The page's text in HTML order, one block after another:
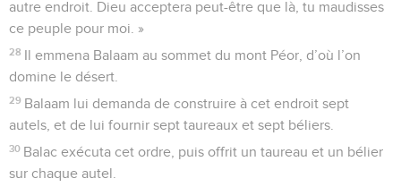
autre endroit. Dieu acceptera peut-être que là, tu maudisses
ce peuple pour moi. »
28 Il emmena Balaam au sommet du mont Péor, d’où l’on
domine le désert.
29 Balaam lui demanda de construire à cet endroit sept
autels, et de lui fournir sept taureaux et sept béliers.
30 Balac exécuta cet ordre, puis offrit un taureau et un bélier
sur chaque autel.